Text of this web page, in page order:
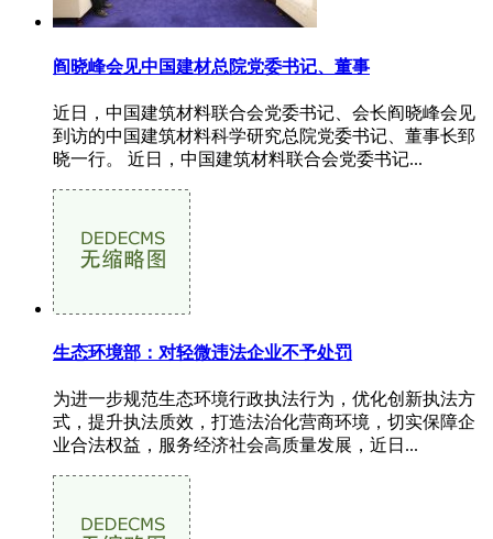
阎晓峰会见中国建材总院党委书记、董事
近日，中国建筑材料联合会党委书记、会长阎晓峰会见
到访的中国建筑材料科学研究总院党委书记、董事长郅
晓一行。 近日，中国建筑材料联合会党委书记...
生态环境部：对轻微违法企业不予处罚
为进一步规范生态环境行政执法行为，优化创新执法方
式，提升执法质效，打造法治化营商环境，切实保障企
业合法权益，服务经济社会高质量发展，近日...